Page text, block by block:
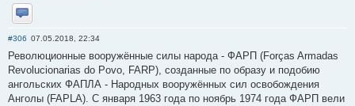
Отправить личное сообщение
#306 07.05.2018, 22:34
Революционные вооружённые силы народа - ФАРП (Forças Armadas
Revolucionarias do Povo, FARP), созданные по образу и подобию
ангольских ФАПЛА - Народных вооружённых сил освобождения
Анголы (FAPLA). С января 1963 года по ноябрь 1974 года ФАРП вели